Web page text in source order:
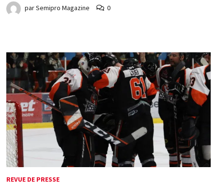
parSemipro Magazine 0
REVUE DE PRESSE